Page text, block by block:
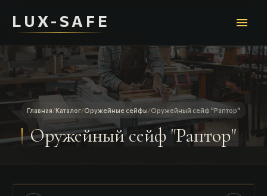
LUX-SAFE menu
Главная/Каталог/Оружейные сейфы/Оружейный сейф "Раптор"
Оружейный сейф "Раптор"